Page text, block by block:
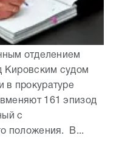
отделением
Кировским судом
в прокуратуре
161 эпизод
с
положения. В...